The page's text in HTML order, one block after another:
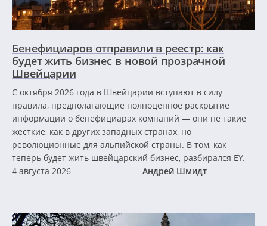
Бенефициаров отправили в реестр: как
будет жить бизнес в новой прозрачной
Швейцарии
С октября 2026 года в Швейцарии вступают в силу
правила, предполагающие полноценное раскрытие
информации о бенефициарах компаний — они не такие
жесткие, как в других западных странах, но
революционные для альпийской страны. В том, как
теперь будет жить швейцарский бизнес, разбирался EY.
4 августа 2026
Андрей Шмидт